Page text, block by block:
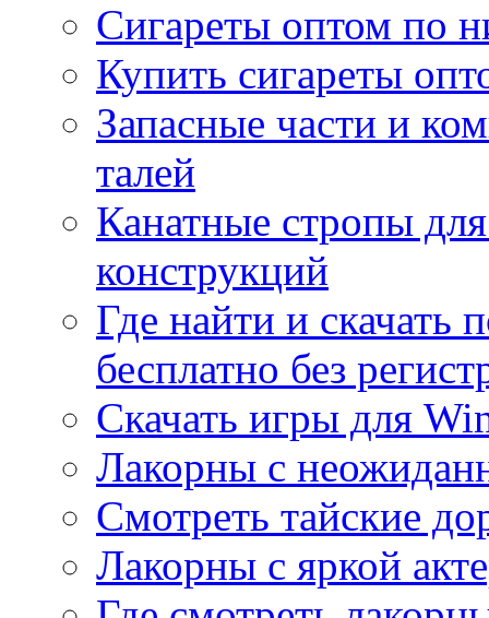
Сигареты оптом по
Купить сигареты
Запасные части и
талей
Канатные стропы
конструкций
Где найти и
бесплатно без
Скачать игры для
Лакорны с
Смотреть тайские
Лакорны с яркой